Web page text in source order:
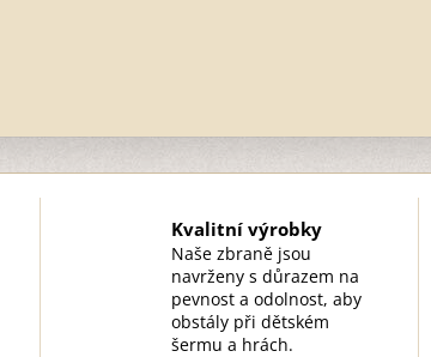
Kvalitní výrobky
Naše zbraně jsou
navrženy s důrazem na
pevnost a odolnost, aby
obstály při dětském
šermu a hrách.